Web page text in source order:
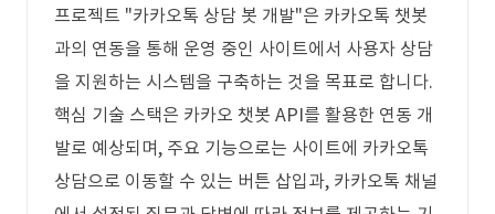
프로젝트 "카카오톡 상담 봇 개발"은 카카오톡 챗봇
과의 연동을 통해 운영 중인 사이트에서 사용자 상담
을 지원하는 시스템을 구축하는 것을 목표로 합니다.
핵심 기술 스택은 카카오 챗봇 API를 활용한 연동 개
발로 예상되며, 주요 기능으로는 사이트에 카카오톡
상담으로 이동할 수 있는 버튼 삽입과, 카카오톡 채널